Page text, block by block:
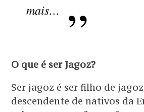
mais…
O que é ser Jagoz?
Ser jagoz é ser filho de
descendente de nativos da